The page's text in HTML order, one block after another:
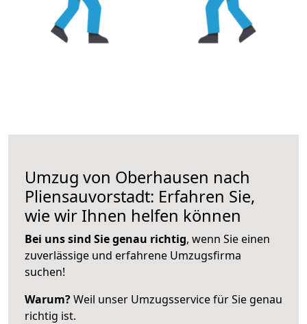
Umzug von Oberhausen nach
Pliensauvorstadt: Erfahren Sie,
wie wir Ihnen helfen können
Bei uns sind Sie genau richtig, wenn Sie einen
zuverlässige und erfahrene Umzugsfirma
suchen!
Warum?Weil unser Umzugsservice für Sie genau
richtig ist.